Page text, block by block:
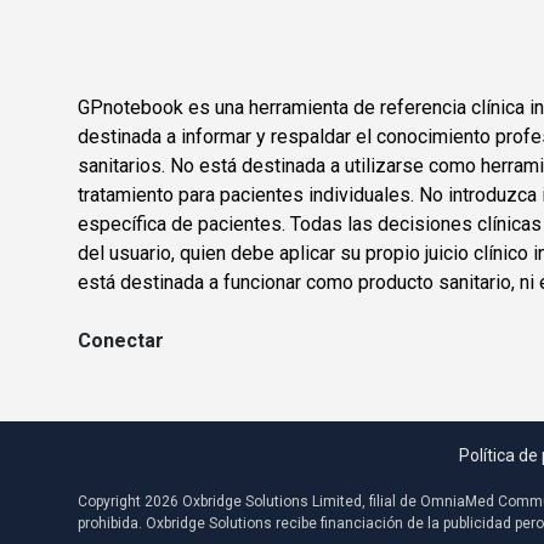
GPnotebook es una herramienta de referencia clínica
destinada a informar y respaldar el conocimiento
sanitarios. No está destinada a utilizarse como
tratamiento para pacientes individuales. No
específica de pacientes. Todas las decisiones
del usuario, quien debe aplicar su propio juicio clínico
está destinada a funcionar como producto sanitario,
Conectar
Política de
Copyright 2026 Oxbridge Solutions Limited, filial de OmniaMed
prohibida. Oxbridge Solutions recibe financiación de la publicidad